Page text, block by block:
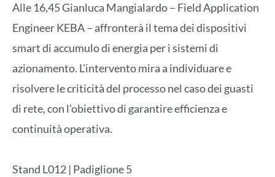
Alle 16,45 Gianluca Mangialardo – Field Application
Engineer KEBA – affronterà il tema dei dispositivi
smart di accumulo di energia per i sistemi di
azionamento. L’intervento mira a individuare e
risolvere le criticità del processo nel caso dei guasti
di rete, con l’obiettivo di garantire efficienza e
continuità operativa.
Stand L012 | Padiglione 5